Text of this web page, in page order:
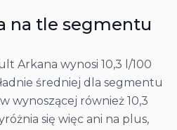
na tle segmentu
Arkana wynosi 10,3 l/100
średniej dla segmentu
wynoszącej również 10,3
się więc ani na plus,